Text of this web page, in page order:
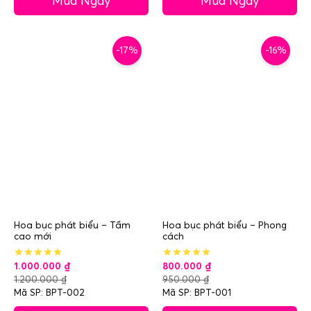
-17%
Hoa bục phát biểu – Tầm
cao mới
1.000.000 ₫
1.200.000₫
Mã SP: BPT-002
-16%
Hoa bục phát biểu – Phong
cách
800.000 ₫
950.000₫
Mã SP: BPT-001